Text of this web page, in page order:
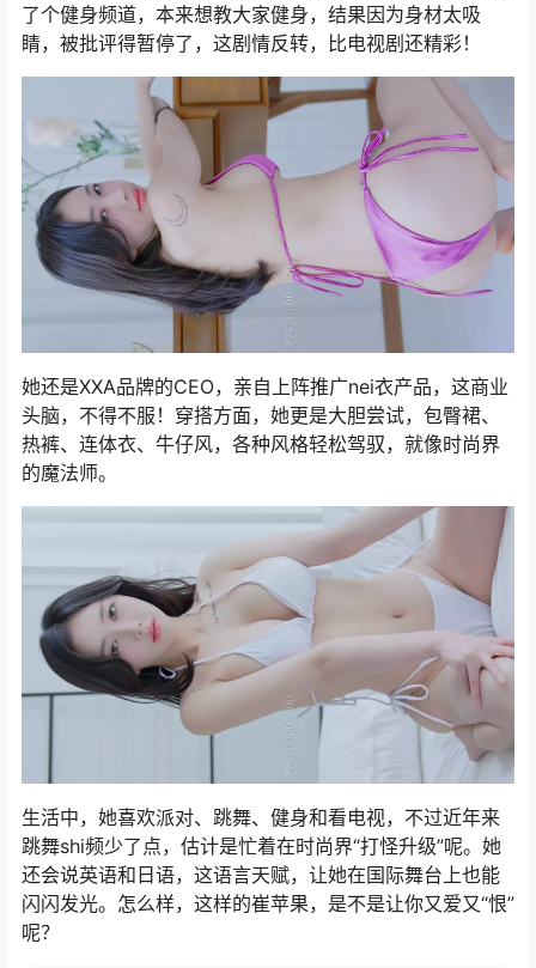
了个健身频道，本来想教大家健身，结果因为身材太吸
睛，被批评得暂停了，这剧情反转，比电视剧还精彩！
她还是XXA品牌的CEO，亲自上阵推广nei衣产品，这商业
头脑，不得不服！穿搭方面，她更是大胆尝试，包臀裙、
热裤、连体衣、牛仔风，各种风格轻松驾驭，就像时尚界
的魔法师。
生活中，她喜欢派对、跳舞、健身和看电视，不过近年来
跳舞shi频少了点，估计是忙着在时尚界“打怪升级”呢。她
还会说英语和日语，这语言天赋，让她在国际舞台上也能
闪闪发光。怎么样，这样的崔苹果，是不是让你又爱又“恨”
呢？